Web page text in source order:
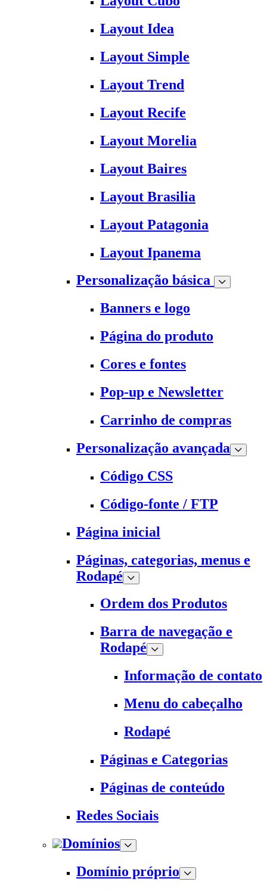
Layout Idea
Layout Simple
Layout Trend
Layout Recife
Layout Morelia
Layout Baires
Layout Brasilia
Layout Patagonia
Layout Ipanema
Personalização básica
Banners e logo
Página do produto
Cores e fontes
Pop-up e Newsletter
Carrinho de compras
Personalização avançada
Código CSS
Código-fonte / FTP
Página inicial
Páginas, categorias, menus e
Rodapé
Ordem dos Produtos
Barra de navegação e
Rodapé
Informação de contato
Menu do cabeçalho
Rodapé
Páginas e Categorias
Páginas de conteúdo
Redes Sociais
Domínios
Domínio próprio